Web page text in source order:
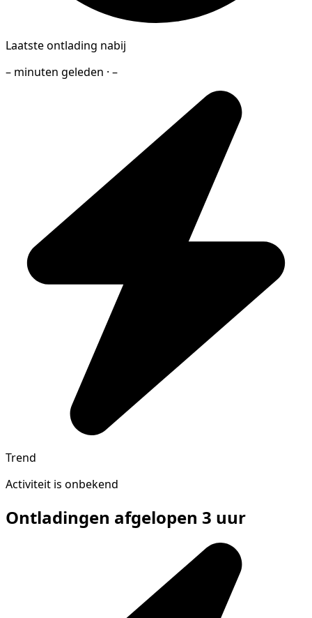
Laatste ontlading nabij
– minuten geleden · –
Trend
Activiteit is onbekend
Ontladingen afgelopen 3 uur